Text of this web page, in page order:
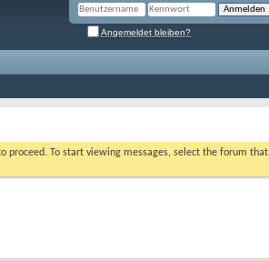
Angemeldet bleiben?
proceed. To start viewing messages, select the forum